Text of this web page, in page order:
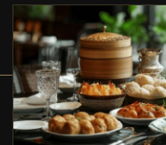
restaurants
: un tour du
saveurs